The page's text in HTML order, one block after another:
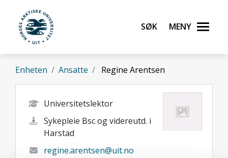
Gå til hovedinnhold
UiT Norges arktiske universitet
Søk Meny
Enheten Ansatte Regine Arentsen
Universitetslektor
Sykepleie Bsc og videreutd. i
Harstad
regine.arentsen@uit.no